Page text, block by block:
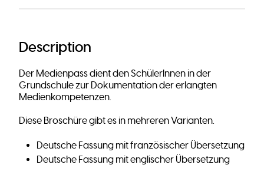
Description
Der Medienpass dient den SchülerInnen in der
Grundschule zur Dokumentation der erlangten
Medienkompetenzen.
Diese Broschüre gibt es in mehreren Varianten.
Deutsche Fassung mit französischer Übersetzung
Deutsche Fassung mit englischer Übersetzung